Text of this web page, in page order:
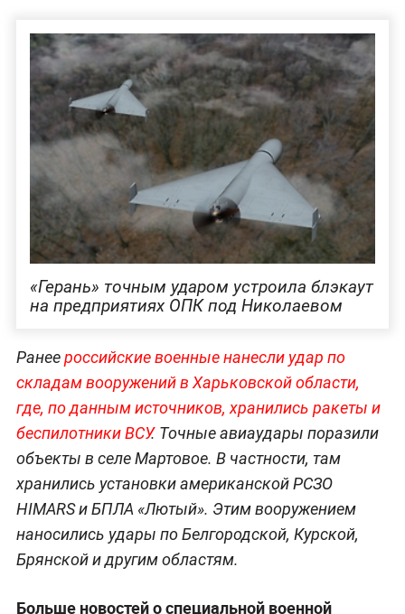
«Герань» точным ударом устроила блэкаут
на предприятиях ОПК под Николаевом
Ранеероссийские военные нанесли удар по
складам вооружений в Харьковской области,
где, по данным источников, хранились ракеты и
беспилотники ВСУ. Точные авиаудары поразили
объекты в селе Мартовое. В частности, там
хранились установки американской РСЗО
HIMARS и БПЛА «Лютый». Этим вооружением
наносились удары по Белгородской, Курской,
Брянской и другим областям.
Больше новостей о специальной военной